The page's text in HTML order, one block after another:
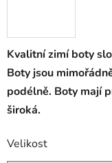
Kvalitní zimí boty
Boty jsou
podélně. Boty mají
široká.
Velikost